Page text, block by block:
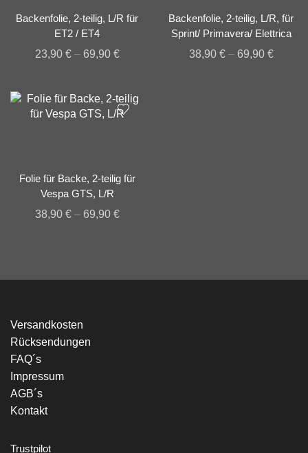
Backenfolie, 2-teilig, L/R für
ET2 / ET4
23,90 €– 69,90 €
Backenfolie, 2-teilig, L/R, für
Sprint/ Primavera/ Elettrica
38,90 €– 69,90 €
Folie für Backe, 2-teilig für
Vespa GTS, L/R
38,90 €– 69,90 €
Versandkosten
Rücksendungen
FAQ´s
Impressum
AGB´s
Kontakt
Trustpilot